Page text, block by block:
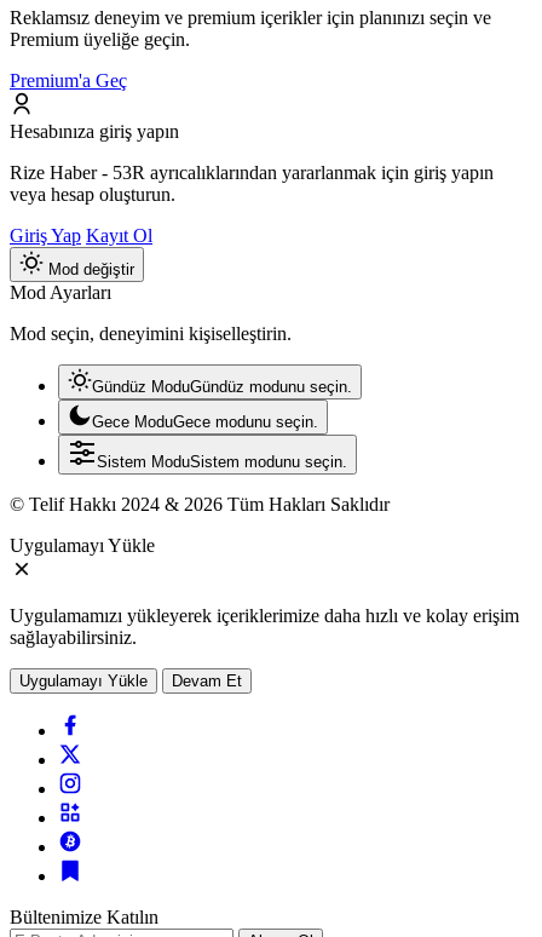
Reklamsız deneyim ve premium içerikler için planınızı seçin ve
Premium üyeliğe geçin.
Premium'a Geç
Hesabınıza giriş yapın
Rize Haber - 53R ayrıcalıklarından yararlanmak için giriş yapın
veya hesap oluşturun.
Giriş Yap Kayıt Ol
Mod değiştir
Mod Ayarları
Mod seçin, deneyimini kişiselleştirin.
Gündüz ModuGündüz modunu seçin.
Gece ModuGece modunu seçin.
Sistem ModuSistem modunu seçin.
© Telif Hakkı 2024 & 2026 Tüm Hakları Saklıdır
Uygulamayı Yükle
Uygulamamızı yükleyerek içeriklerimize daha hızlı ve kolay erişim
sağlayabilirsiniz.
Uygulamayı Yükle Devam Et
Bültenimize Katılın